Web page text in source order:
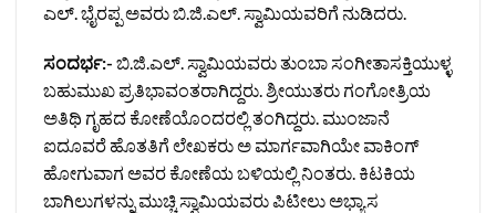
ಎಲ್.‌ ಭೈರಪ್ಪ ಅವರು ಬಿ.ಜಿ.ಎಲ್.‌ ಸ್ವಾಮಿಯವರಿಗೆ ನುಡಿದರು.
ಸಂದರ್ಭ:- ಬಿ.ಜಿ.ಎಲ್.‌ ಸ್ವಾಮಿಯವರು ತುಂಬಾ ಸಂಗೀತಾಸಕ್ತಿಯುಳ್ಳ
ಬಹುಮುಖ ಪ್ರತಿಭಾವಂತರಾಗಿದ್ದರು. ಶ್ರೀಯುತರು ಗಂಗೋತ್ರಿಯ
ಅತಿಥಿ ಗೃಹದ ಕೋಣೆಯೊಂದರಲ್ಲಿ ತಂಗಿದ್ದರು. ಮುಂಜಾನೆ
ಐದೂವರೆ ಹೊತತಿಗೆ ಲೇಖಕರು ಅ ಮಾರ್ಗವಾಗಿಯೇ ವಾಕಿಂಗ್‌
ಹೋಗುವಾಗ ಅವರ ಕೋಣೆಯ ಬಳಿಯಲ್ಲಿ ನಿಂತರು. ಕಿಟಕಿಯ
ಬಾಗಿಲುಗಳನ್ನು ಮುಚ್ಚಿ ಸ್ವಾಮಿಯವರು ಪಿಟೀಲು ಅಭ್ಯಾಸ